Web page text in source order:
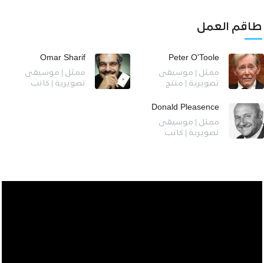
طاقم العمل
Peter O'Toole
ممثل | موسيقى
تصويرية | منتج
Omar Sharif
ممثل | موسيقى
تصويرية | كاتب
Donald Pleasence
ممثل | موسيقى
تصويرية | كاتب